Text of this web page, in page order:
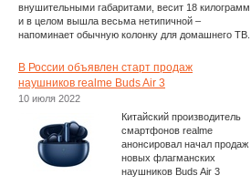
внушительными габаритами, весит 18 килограмм
и в целом вышла весьма нетипичной –
напоминает обычную колонку для домашнего ТВ.
В России объявлен старт продаж
наушников realme Buds Air 3
10 июля 2022
Китайский производитель
смартфонов realme
анонсировал начал продаж
новых флагманских
наушников Buds Air 3